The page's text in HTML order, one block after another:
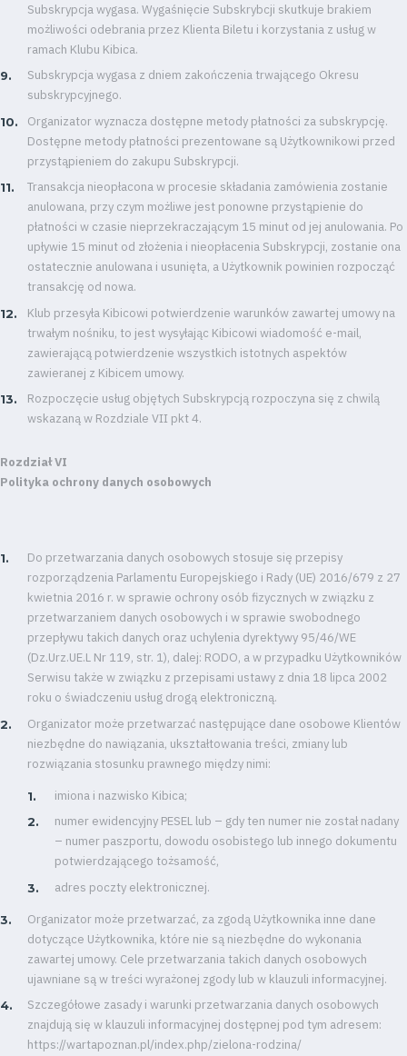
Energy
saving
mode
Accessibility
FOR:
Search Button
Club
and
schedule
Tickets
Contact
First
team
Amp-
Futbol
Academy
Fan
club
Subskrypcja wygasa. Wygaśnięcie Subskrybcji skutkuje brakiem
możliwości odebrania przez Klienta Biletu i korzystania z usług w
ramach Klubu Kibica.
Subskrypcja wygasa z dniem zakończenia trwającego Okresu
subskrypcyjnego.
Organizator wyznacza dostępne metody płatności za subskrypcję.
Dostępne metody płatności prezentowane są Użytkownikowi przed
przystąpieniem do zakupu Subskrypcji.
Transakcja nieopłacona w procesie składania zamówienia zostanie
anulowana, przy czym możliwe jest ponowne przystąpienie do
płatności w czasie nieprzekraczającym 15 minut od jej anulowania. Po
upływie 15 minut od złożenia i nieopłacenia Subskrypcji, zostanie ona
ostatecznie anulowana i usunięta, a Użytkownik powinien rozpocząć
transakcję od nowa.
Klub przesyła Kibicowi potwierdzenie warunków zawartej umowy na
trwałym nośniku, to jest wysyłając Kibicowi wiadomość e-mail,
zawierającą potwierdzenie wszystkich istotnych aspektów
zawieranej z Kibicem umowy.
Rozpoczęcie usług objętych Subskrypcją rozpoczyna się z chwilą
wskazaną w Rozdziale VII pkt 4.
Rozdział VI
Polityka ochrony danych osobowych
Do przetwarzania danych osobowych stosuje się przepisy
rozporządzenia Parlamentu Europejskiego i Rady (UE) 2016/679 z 27
kwietnia 2016 r. w sprawie ochrony osób fizycznych w związku z
przetwarzaniem danych osobowych i w sprawie swobodnego
przepływu takich danych oraz uchylenia dyrektywy 95/46/WE
(Dz.Urz.UE.L Nr 119, str. 1), dalej: RODO, a w przypadku Użytkowników
Serwisu także w związku z przepisami ustawy z dnia 18 lipca 2002
roku o świadczeniu usług drogą elektroniczną.
Organizator może przetwarzać następujące dane osobowe Klientów
niezbędne do nawiązania, ukształtowania treści, zmiany lub
rozwiązania stosunku prawnego między nimi:
imiona i nazwisko Kibica;
numer ewidencyjny PESEL lub – gdy ten numer nie został nadany
– numer paszportu, dowodu osobistego lub innego dokumentu
potwierdzającego tożsamość,
adres poczty elektronicznej.
Organizator może przetwarzać, za zgodą Użytkownika inne dane
dotyczące Użytkownika, które nie są niezbędne do wykonania
zawartej umowy. Cele przetwarzania takich danych osobowych
ujawniane są w treści wyrażonej zgody lub w klauzuli informacyjnej.
Szczegółowe zasady i warunki przetwarzania danych osobowych
znajdują się w klauzuli informacyjnej dostępnej pod tym adresem:
https://wartapoznan.pl/index.php/zielona-rodzina/